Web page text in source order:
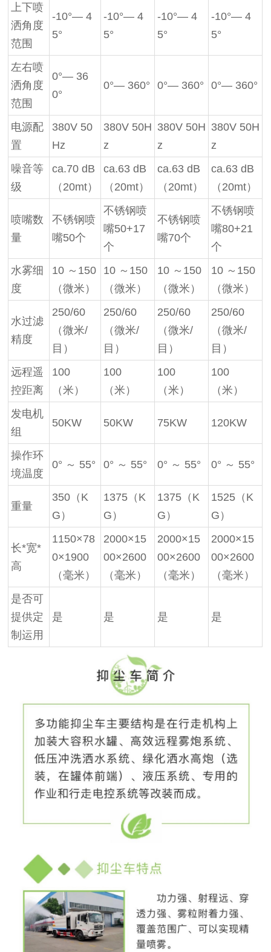
上下喷
洒角度
范围
-10°— 4
5°
-10°— 4
5°
-10°— 4
5°
-10°— 4
5°
左右喷
洒角度
范围
0°— 36
0°
0°— 360° 0°— 360° 0°— 360°
电源配
置
380V 50
Hz
380V 50H
z
380V 50H
z
380V 50H
z
噪音等
级
ca.70 dB
（20mt）
ca.63 dB
（20mt）
ca.63 dB
（20mt）
ca.63 dB
（20mt）
喷嘴数
量
不锈钢喷
嘴50个
不锈钢喷
嘴50+17
个
不锈钢喷
嘴70个
不锈钢喷
嘴80+21
个
水雾细
度
10 ～150
（微米）
10 ～150
（微米）
10 ～150
（微米）
10 ～150
（微米）
水过滤
精度
250/60
（微米/
目）
250/60
（微米/
目）
250/60
（微米/
目）
250/60
（微米/
目）
远程遥
控距离
100
（米）
100
（米）
100
（米）
100
（米）
发电机
组
50KW 50KW 75KW 120KW
操作环
境温度
0° ～ 55° 0° ～ 55° 0° ～ 55° 0° ～ 55°
重量
350（K
G）
1375（K
G）
1375（K
G）
1525（K
G）
长*宽*
高
1150×78
0×1900
（毫米）
2000×15
00×2600
（毫米）
2000×15
00×2600
（毫米）
2000×15
00×2600
（毫米）
是否可
提供定
制运用
是 是 是 是